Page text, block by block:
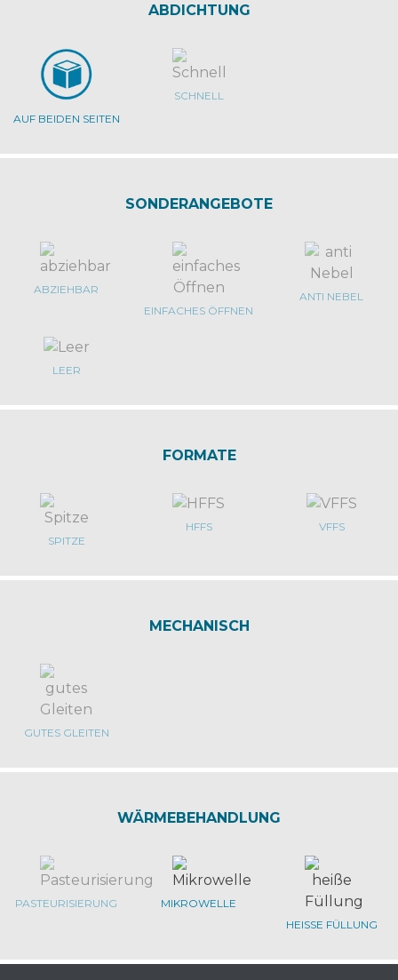
ABDICHTUNG
AUF BEIDEN SEITEN
SCHNELL
SONDERANGEBOTE
ABZIEHBAR
EINFACHES ÖFFNEN
ANTI NEBEL
LEER
FORMATE
SPITZE
HFFS VFFS
MECHANISCH
GUTES GLEITEN
WÄRMEBEHANDLUNG
PASTEURISIERUNG
MIKROWELLE
HEISSE FÜLLUNG